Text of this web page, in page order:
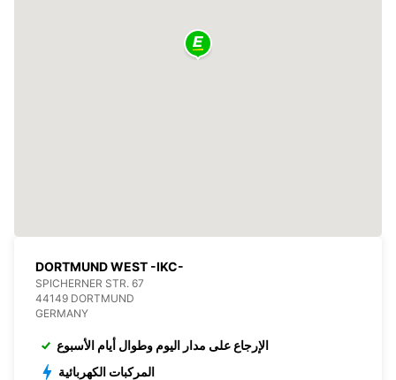
DORTMUND WEST -IKC-
SPICHERNER STR. 67
44149 DORTMUND
GERMANY
الإرجاع على مدار اليوم وطوال أيام الأسبوع
المركبات الكهربائية